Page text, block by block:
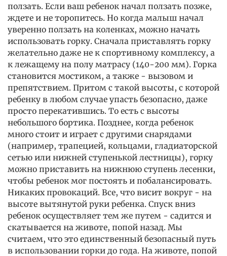
ползать. Если ваш ребенок начал ползать позже,
ждете и не торопитесь. Но когда малыш начал
уверенно ползать на коленках, можно начать
использовать горку. Сначала приставлять горку
желательно даже не к спортивному комплексу, а
к лежащему на полу матрасу (140-200 мм). Горка
становится мостиком, а также - вызовом и
препятствием. Притом с такой высоты, с которой
ребенку в любом случае упасть безопасно, даже
просто перекатившись. То есть с высоты
небольшого бортика. Позднее, когда ребенок
много стоит и играет с другими снарядами
(например, трапецией, кольцами, гладиаторской
сетью или нижней ступенькой лестницы), горку
можно приставить на нижнюю ступень лесенки,
чтобы ребенок мог постоять и побалансировать.
Никаких провокаций. Все, что висит вокруг - на
высоте вытянутой руки ребенка. Спуск вниз
ребенок осуществляет тем же путем - садится и
скатывается на животе, попой назад. Мы
считаем, что это единственный безопасный путь
в использовании горки до года. На животе, попой